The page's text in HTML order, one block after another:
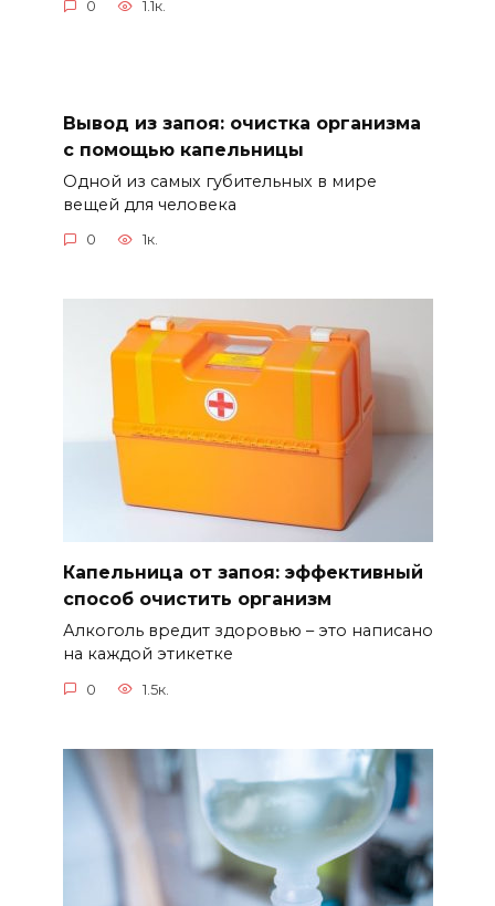
0 1.1к.
Вывод из запоя: очистка организма
с помощью капельницы
Одной из самых губительных в мире
вещей для человека
0 1к.
Капельница от запоя: эффективный
способ очистить организм
Алкоголь вредит здоровью – это написано
на каждой этикетке
0 1.5к.